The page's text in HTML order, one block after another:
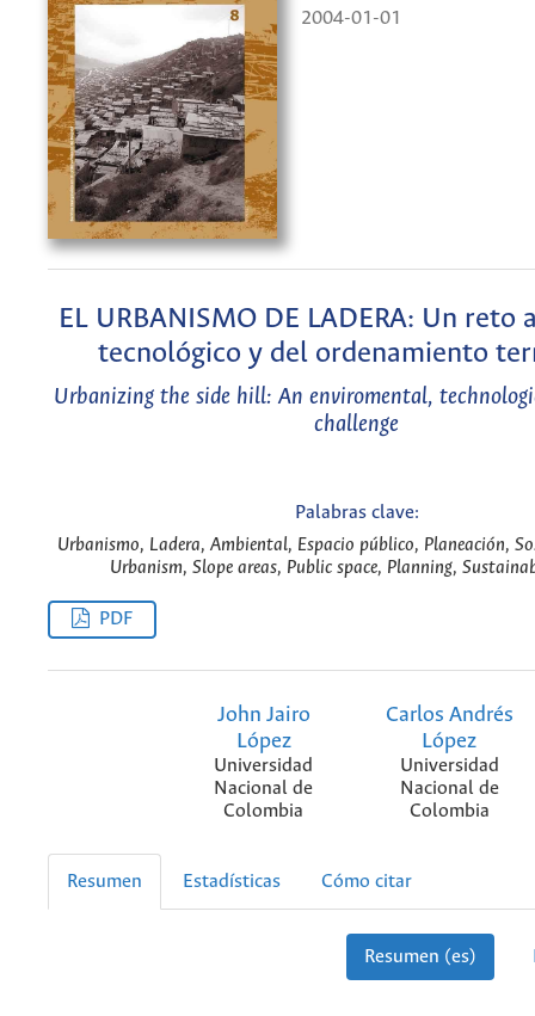
2004-01-01
EL URBANISMO DE LADERA: Un reto
tecnológico y del ordenamiento
Urbanizing the side hill: An enviromental,
challenge
Palabras clave:
Urbanismo, Ladera, Ambiental, Espacio público, Planeación,
Urbanism, Slope areas, Public space, Planning,
PDF
John Jairo
López
Universidad
Nacional de
Colombia
Carlos Andrés
López
Universidad
Nacional de
Colombia
Resumen Estadísticas Cómo citar
Resumen (es)